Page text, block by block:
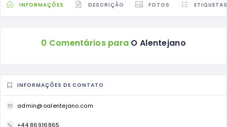
INFORMAÇÕES DESCRIÇÃO FOTOS ETIQUETAS
0 Comentários para O Alentejano
INFORMAÇÕES DE CONTATO
admin@oalentejano.com
+44 86916865